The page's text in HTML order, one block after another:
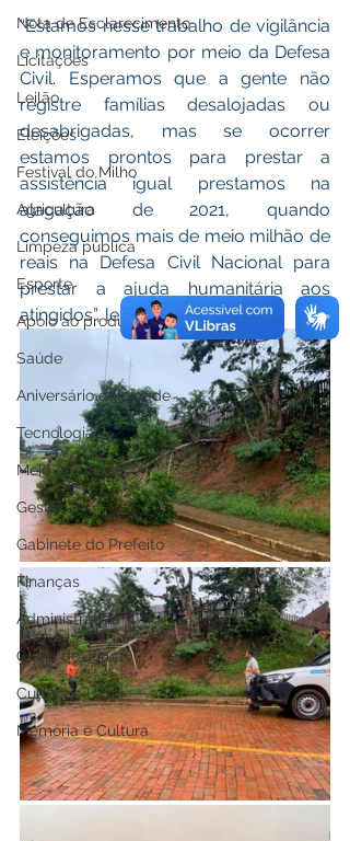
Nota de Esclarecimento
Licitações
Leilão
Eleições
Festival do Milho
Agricultura
Limpeza pública
Esporte
Apoio ao produtor
Saúde
Aniversário da cidade
Tecnologia
Meio Ambiente
Gestão
Gabinete do Prefeito
Finanças
Administração
Cheia do Juruá
Cultura e Lazer
Memória e Cultura
“Estamos nesse trabalho de vigilância
e monitoramento por meio da Defesa
Civil. Esperamos que a gente não
registre famílias desalojadas ou
desabrigadas, mas se ocorrer
estamos prontos para prestar a
assistência igual prestamos na
alagação de 2021, quando
conseguimos mais de meio milhão de
reais na Defesa Civil Nacional para
prestar a ajuda humanitária aos
atingidos”, lembrou.